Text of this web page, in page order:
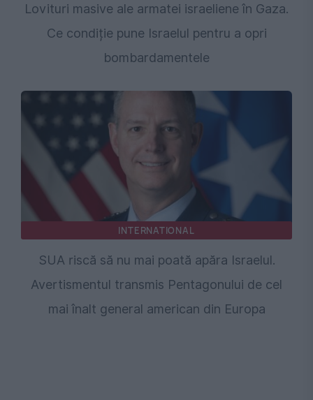
Lovituri masive ale armatei israeliene în Gaza.
Ce condiție pune Israelul pentru a opri
bombardamentele
INTERNATIONAL
SUA riscă să nu mai poată apăra Israelul.
Avertismentul transmis Pentagonului de cel
mai înalt general american din Europa